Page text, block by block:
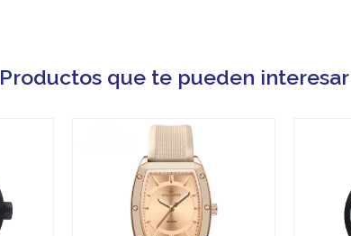
Productos que te pueden interesar